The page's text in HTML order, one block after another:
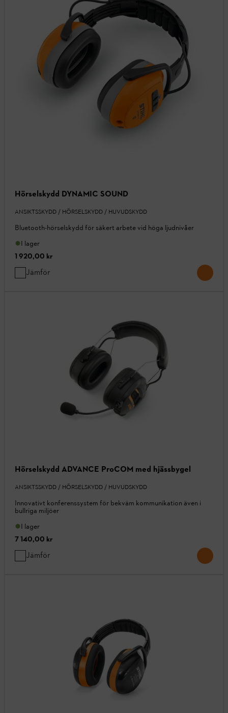
Hörselskydd DYNAMIC SOUND
ANSIKTSSKYDD / HÖRSELSKYDD / HUVUDSKYDD
Bluetooth-hörselskydd för säkert arbete vid höga ljudnivåer
I lager
1 920,00 kr
Jämför
Hörselskydd ADVANCE ProCOM med hjässbygel
ANSIKTSSKYDD / HÖRSELSKYDD / HUVUDSKYDD
Innovativt konferenssystem för bekväm kommunikation även i
bullriga miljöer
I lager
7 140,00 kr
Jämför